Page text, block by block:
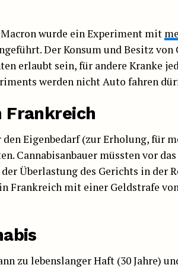
wurde ein Experiment mit
Der Konsum und Besitz
erlaubt sein, für andere Kranke
werden nicht Auto fahren
Frankreich
den Eigenbedarf (zur Erholung, für
Cannabisanbauer müssten vor
Überlastung des Gerichts in der
Frankreich mit einer Geldstrafe
zu lebenslanger Haft (30 Jahre)